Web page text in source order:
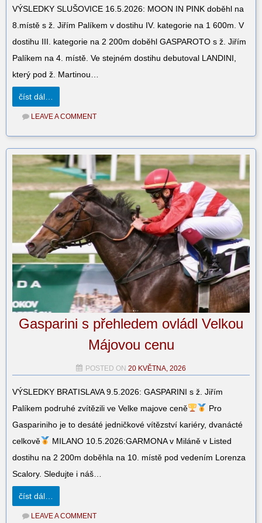
VÝSLEDKY SLUŠOVICE 16.5.2026: MOON IN PINK doběhl na
8.místě s ž. Jiřím Palíkem v dostihu IV. kategorie na 1 600m. V
dostihu III. kategorie na 2 200m doběhl GASPAROTO s ž. Jiřím
Palíkem na 4. místě. Ve stejném dostihu debutoval LANDINI,
který pod ž. Martinou…
číst dál…
LEAVE A COMMENT
Gasparini s přehledem ovládl Velkou
Májovou cenu
POSTED ON 20 KVĚTNA, 2026
VÝSLEDKY BRATISLAVA 9.5.2026: GASPARINI s ž. Jiřím
Palíkem podruhé zvítězili ve Velke majove ceně
Pro
Gaspariniho je to desáté jedničkové vítězství kariéry, dvanácté
celkově
MILANO 10.5.2026:GARMONA v Miláně v Listed
dostihu na 2 200m doběhla na 10. místě pod vedením Lorenza
Scalory. Sledujte i náš…
číst dál…
LEAVE A COMMENT